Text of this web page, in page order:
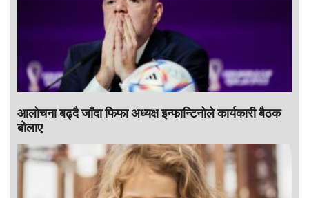
आलोचना बढ्दै जाँदा फिफा अध्यक्ष इन्फान्टिनाेले कार्यकारी बैठक
बोलाए